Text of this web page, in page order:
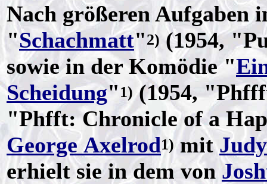
Nach größeren Aufgaben
"Schachmatt"2) (1954,
sowie in der Komödie "
Scheidung" 1)(1954,
"Phfft: Chronicle of a
George Axelrod1)mit
erhielt sie in dem von